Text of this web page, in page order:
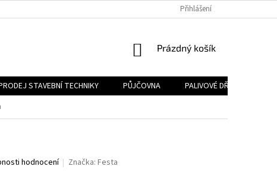
Přihlášení
NÁKUPNÍ
Prázdný košík
STAVEBNÍ TECHNIKY PŮJČOVNA PALIVOVÉ DŘEVO
hodnocení Značka:Festa